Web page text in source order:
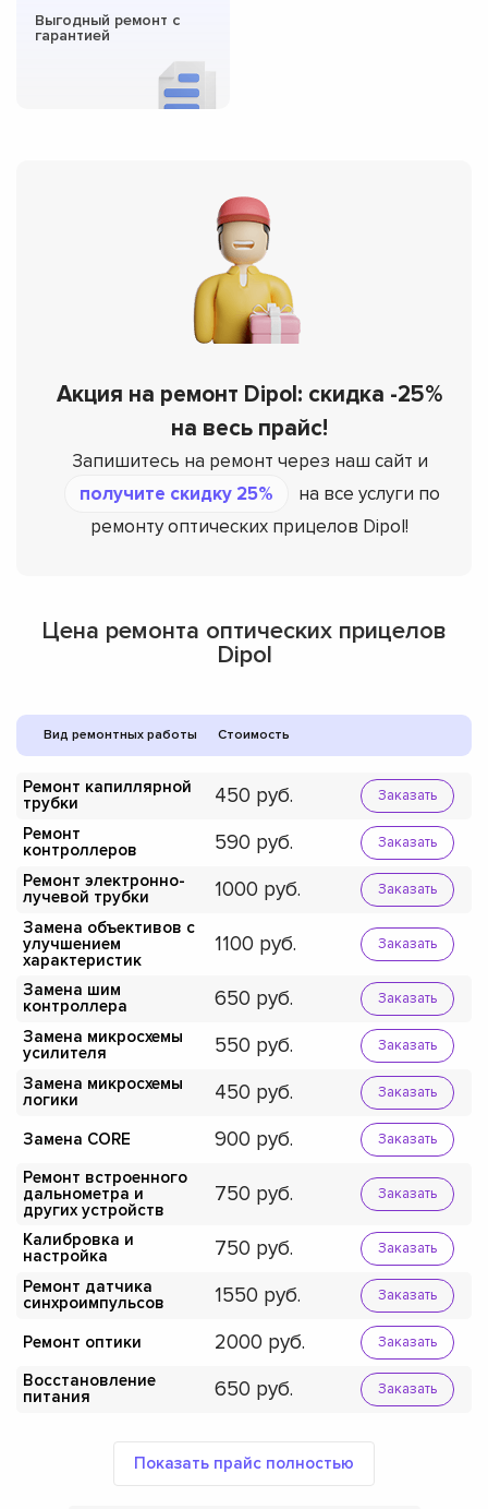
Выгодный ремонт с
гарантией
Акция на ремонт Dipol: скидка -25%
на весь прайс!
Запишитесь на ремонт через наш сайт и
получите скидку 25%
на все услуги по
ремонту оптических прицелов Dipol!
Цена ремонта оптических прицелов
Dipol
Вид ремонтных работы Стоимость
Ремонт капиллярной
трубки
450 Заказать
Ремонт
контроллеров
590 Заказать
Ремонт электронно-
лучевой трубки
1000 Заказать
Замена объективов с
улучшением
характеристик
1100 Заказать
Замена шим
контроллера
650 Заказать
Замена микросхемы
усилителя
550 Заказать
Замена микросхемы
логики
450 Заказать
Замена CORE 900 Заказать
Ремонт встроенного
дальнометра и
других устройств
750 Заказать
Калибровка и
настройка
750 Заказать
Ремонт датчика
синхроимпульсов
1550 Заказать
Ремонт оптики 2000 Заказать
Восстановление
питания
650 Заказать
Показать прайс полностью